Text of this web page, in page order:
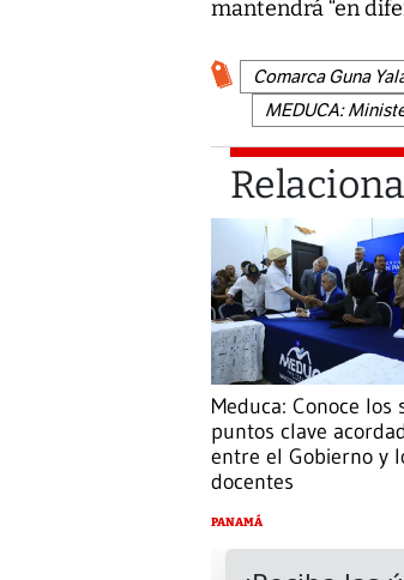
mantendrá “en
Comarca Guna
MEDUCA:
Meduca: Conoce los
puntos clave
entre el Gobierno y
docentes
PANAMÁ